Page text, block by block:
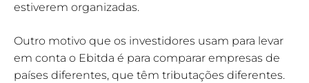
estiverem organizadas.
Outro motivo que os investidores usam para levar
em conta o Ebitda é para comparar empresas de
países diferentes, que têm tributações diferentes.